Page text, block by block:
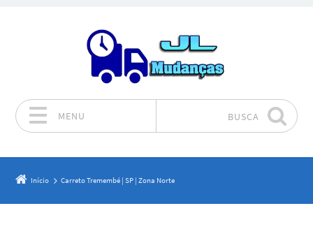
MENU BUSCA
Início Carreto Tremembé | SP | Zona Norte